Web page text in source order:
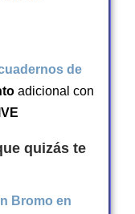
de
adicional con
quizás te
Bromo en